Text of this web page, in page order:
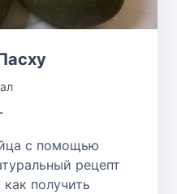
с помощью
рецепт
получить